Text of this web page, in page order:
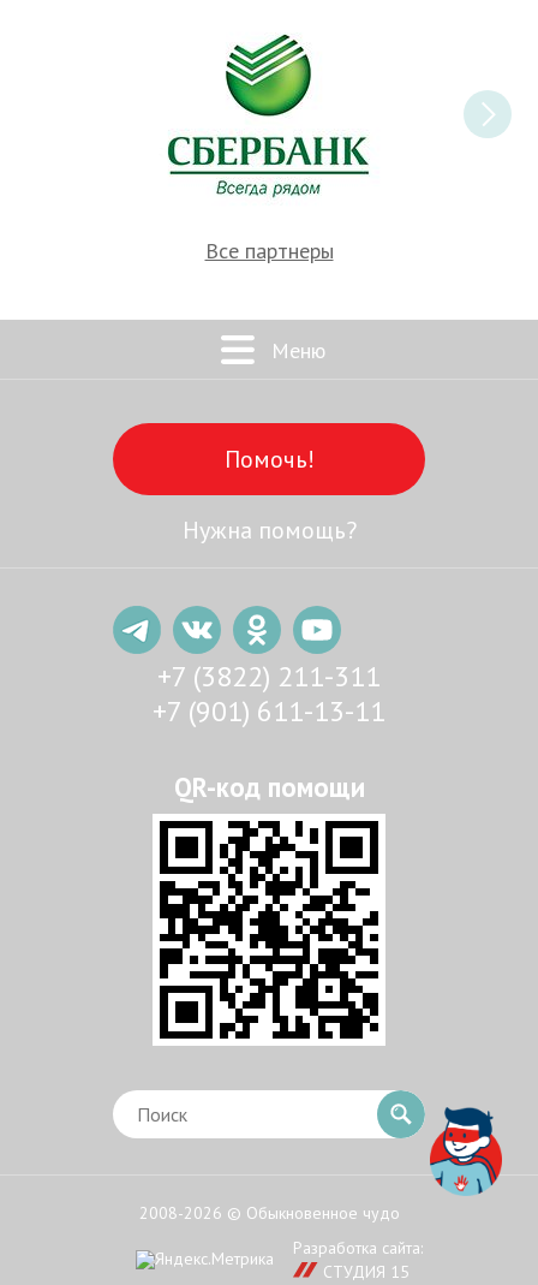
Все партнеры
Меню
Помочь!
Нужна помощь?
+7 (3822) 211-311
+7 (901) 611-13-11
2008-2026 © Обыкновенное чудо
Разработка сайта:
СТУДИЯ 15